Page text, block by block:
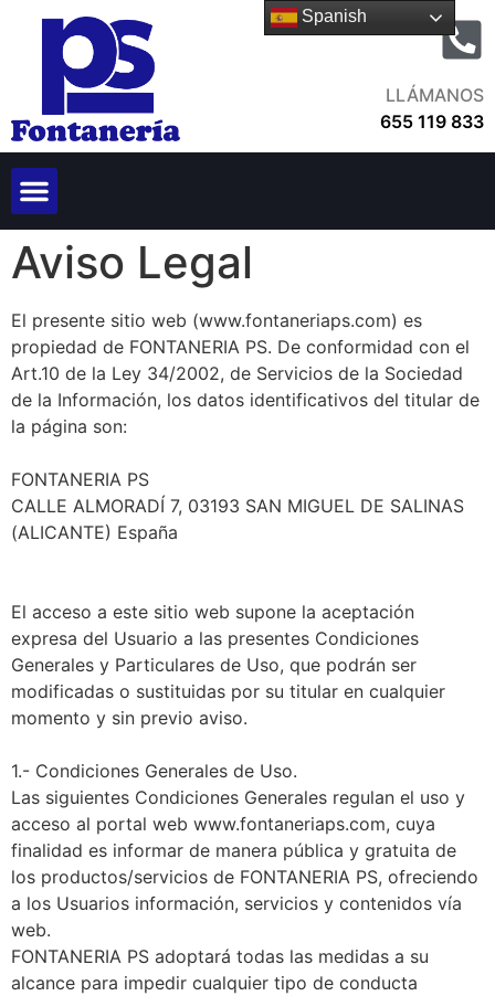
LLÁMANOS
655 119 833
Aviso Legal
El presente sitio web (www.fontaneriaps.com) es
propiedad de FONTANERIA PS. De conformidad con el
Art.10 de la Ley 34/2002, de Servicios de la Sociedad
de la Información, los datos identificativos del titular de
la página son:
FONTANERIA PS
CALLE ALMORADÍ 7, 03193 SAN MIGUEL DE SALINAS
(ALICANTE) España
El acceso a este sitio web supone la aceptación
expresa del Usuario a las presentes Condiciones
Generales y Particulares de Uso, que podrán ser
modificadas o sustituidas por su titular en cualquier
momento y sin previo aviso.
1.- Condiciones Generales de Uso.
Las siguientes Condiciones Generales regulan el uso y
acceso al portal web www.fontaneriaps.com, cuya
finalidad es informar de manera pública y gratuita de
los productos/servicios de FONTANERIA PS, ofreciendo
a los Usuarios información, servicios y contenidos vía
web.
FONTANERIA PS adoptará todas las medidas a su
alcance para impedir cualquier tipo de conducta
Spanish